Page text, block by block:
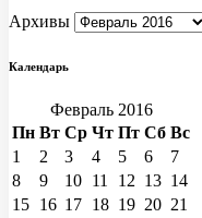
Архивы
Календарь
Февраль 2016
Пн Вт Ср Чт Пт Сб Вс
1
2 3 4 5 6
7
8
9 10 11 12 13 14
15 16 17 18 19 20 21